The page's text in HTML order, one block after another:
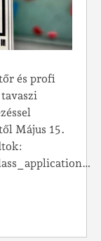
és profi
Május 15.